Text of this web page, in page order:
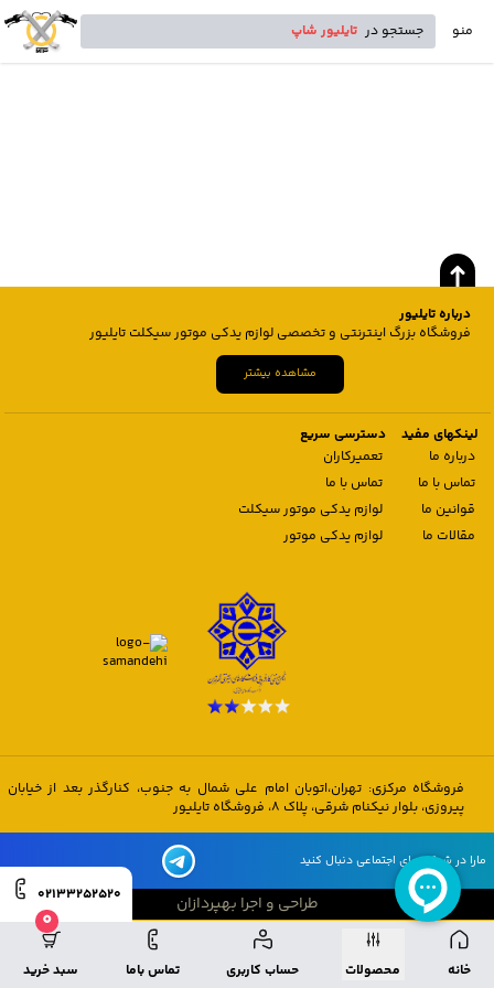
منو جستجو در تایلیور شاپ
خانه محصولات حساب کاربری تماس باما
0
سبد خرید
02133252520
درباره تایلیور
فروشگاه بزرگ اینترنتی و تخصصی لوازم یدکی موتور سیکلت تایلیور
مشاهده بیشتر
لینکهای مفید
درباره ما
تماس با ما
قوانین ما
مقالات ما
دسترسی سریع
تعمیرکاران
تماس با ما
لوازم یدکی موتور سیکلت
لوازم یدکی موتور
فروشگاه مرکزی: تهران،اتوبان امام علی شمال به جنوب، کنارگذر بعد از خیابان
پیروزی، بلوار نیکنام شرقی، پلاک 8، فروشگاه تایلیور
مارا در شبکه های اجتماعی دنبال کنید
طراحی و اجرا بهپردازان
طراحی و اجرا بهپردازان